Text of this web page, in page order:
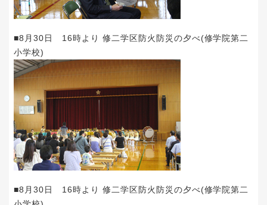
■8月30日 16時より 修二学区防火防災の夕べ(修学院第二
小学校)
■8月30日 16時より 修二学区防火防災の夕べ(修学院第二